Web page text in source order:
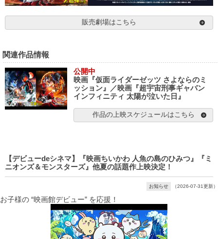
販売劇場はこちら
関連作品情報
公開中
映画『仮面ライダーゼッツ さよならのミ
ッション』／映画『超宇宙刑事ギャバン
インフィニティ 太陽が泣いた日』
作品の上映スケジュールはこちら
【デビューdeシネマ】『映画ちいかわ 人魚の島のひみつ』『ミ
ニオンズ＆モンスターズ』他夏の話題作上映決定！
お知らせ （2026-07-31更新）
お子様の “映画館デビュー” を応援！